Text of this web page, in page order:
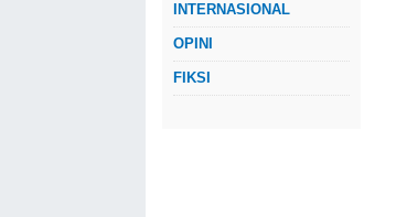
INTERNASIONAL
OPINI
FIKSI